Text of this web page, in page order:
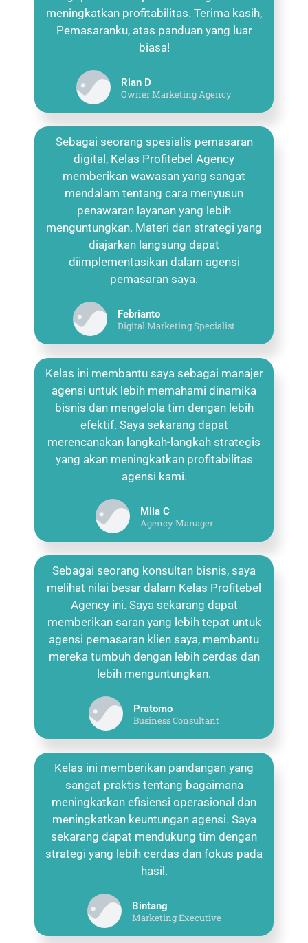
meningkatkan profitabilitas. Terima kasih,
Pemasaranku, atas panduan yang luar
biasa!
Rian D
Owner Marketing Agency
Sebagai seorang spesialis pemasaran
digital, Kelas Profitebel Agency
memberikan wawasan yang sangat
mendalam tentang cara menyusun
penawaran layanan yang lebih
menguntungkan. Materi dan strategi yang
diajarkan langsung dapat
diimplementasikan dalam agensi
pemasaran saya.
Febrianto
Digital Marketing Specialist
Kelas ini membantu saya sebagai manajer
agensi untuk lebih memahami dinamika
bisnis dan mengelola tim dengan lebih
efektif. Saya sekarang dapat
merencanakan langkah-langkah strategis
yang akan meningkatkan profitabilitas
agensi kami.
Mila C
Agency Manager
Sebagai seorang konsultan bisnis, saya
melihat nilai besar dalam Kelas Profitebel
Agency ini. Saya sekarang dapat
memberikan saran yang lebih tepat untuk
agensi pemasaran klien saya, membantu
mereka tumbuh dengan lebih cerdas dan
lebih menguntungkan.
Pratomo
Business Consultant
Kelas ini memberikan pandangan yang
sangat praktis tentang bagaimana
meningkatkan efisiensi operasional dan
meningkatkan keuntungan agensi. Saya
sekarang dapat mendukung tim dengan
strategi yang lebih cerdas dan fokus pada
hasil.
Bintang
Marketing Executive